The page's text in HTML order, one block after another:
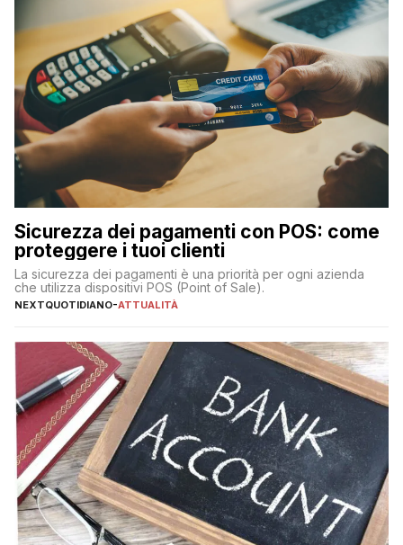
Sicurezza dei pagamenti con POS: come
proteggere i tuoi clienti
La sicurezza dei pagamenti è una priorità per ogni azienda
che utilizza dispositivi POS (Point of Sale).
NEXTQUOTIDIANO-ATTUALITÀ